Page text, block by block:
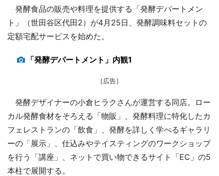
発酵食品の販売や料理を提供する「発酵デパートメン
ト」（世田谷区代田2）が4月25日、発酵調味料セットの
定額宅配サービスを始めた。
「発酵デパートメント」内観1
［広告］
発酵デザイナーの小倉ヒラクさんが運営する同店。ロー
カル発酵食材をそろえる「物販」、発酵料理に特化したカ
フェレストランの「飲食」、発酵を詳しく学べるギャラリ
ーの「展示」、仕込みやテイスティングのワークショップ
を行う「講座」、ネットで買い物できるサイト「EC」の5
本柱で展開する。